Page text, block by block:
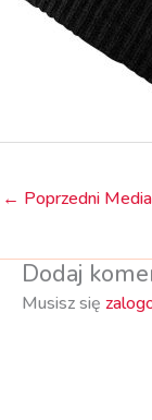
← Poprzedni Media
Dodaj
Musisz się